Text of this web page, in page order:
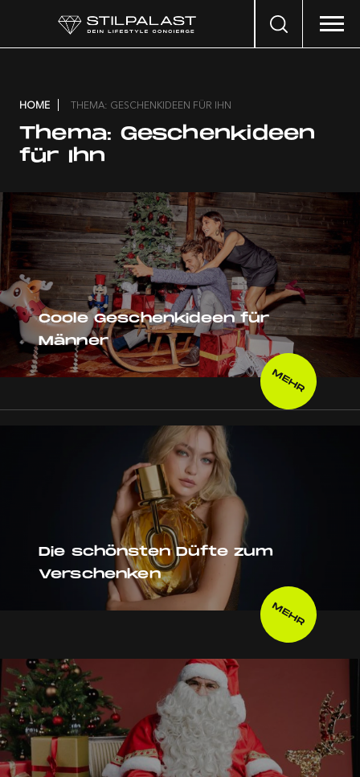
Search
HOME THEMA: GESCHENKIDEEN FÜR IHN
Thema: Geschenkideen
für Ihn
Coole Geschenkideen für
Männer
MEHR
Die schönsten Düfte zum
Verschenken
MEHR